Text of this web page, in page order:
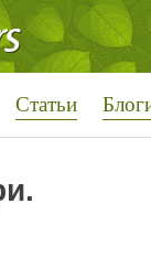
Статьи